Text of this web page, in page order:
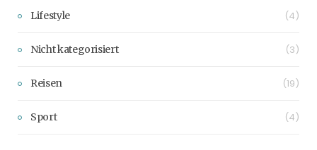
Lifestyle (4)
Nicht kategorisiert (3)
Reisen (19)
Sport (4)